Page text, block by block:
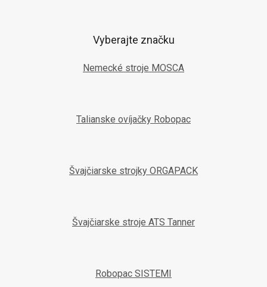
Vyberajte značku
Nemecké stroje MOSCA
Talianske ovíjačky Robopac
Švajčiarske strojky ORGAPACK
Švajčiarske stroje ATS Tanner
Robopac SISTEMI